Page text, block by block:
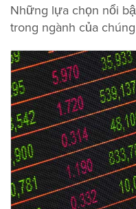
Những lựa chọn nổi
trong ngành của